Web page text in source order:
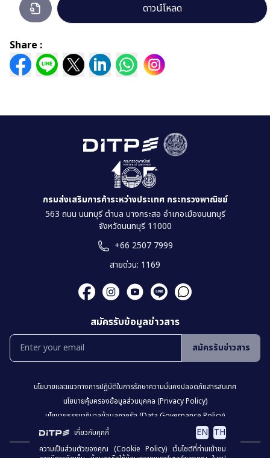
772866.pdf ดาวน์โหลด
Share :
เกี่ยวกับคุกกี้ EN TH
ความเป็นส่วนตัวของคุณ (Cookie Policy) เว็บไซต์ที่ท่านเข้าชม
กรมส่งเสริมการค้าระหว่างประเทศ กระทรวงพาณิชย์
563 ถนน นนทบุรี ตำบล บางกระสอ อำเภอเมืองนนทบุรี
จังหวัดนนทบุรี 11000
+66 2507 7999
สายด่วน: 1169
สมัครรับข้อมูลข่าวสาร
สมัครรับข่าวสาร
นโยบายเเละเเนวทางการปฎิบัติในการรักษาความมั่นคงปลอดภัยสารสนเทศ
นโยบายคุ้มครองข้อมูลส่วนบุคคล (Privacy Policy)
นโยบายธรรมาภิบาลข้อมูลภาครัฐ (Data Governance Policy)
นโยบายเว็บไซต์ (Website Policy)
การปฏิเสธความรับผิด (Disclaimer)